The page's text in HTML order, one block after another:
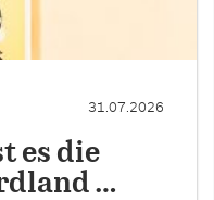
31.07.2026
es die
…